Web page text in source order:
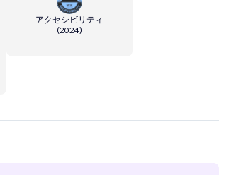
アクセシビリティ
(2024)